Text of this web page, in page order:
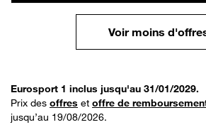
Voir moins
Eurosport 1 inclus jusqu'au 31/01/2029.
Prix des offres et offre de
jusqu’au 19/08/2026.